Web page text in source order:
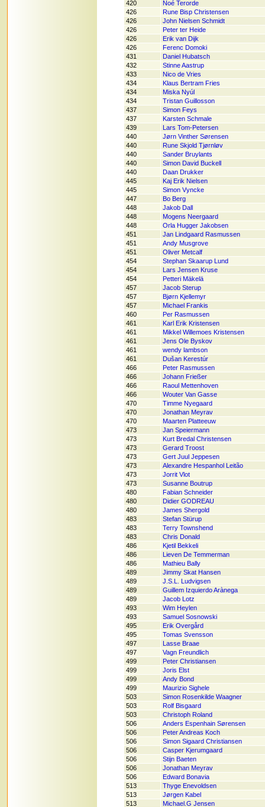
420
Noé Terorde
426
Rune Bisp Christensen
426
John Nielsen Schmidt
426
Peter ter Heide
426
Erik van Dijk
426
Ferenc Domoki
431
Daniel Hubatsch
432
Stinne Aastrup
433
Nico de Vries
434
Klaus Bertram Fries
434
Miska Nyúl
434
Tristan Guillosson
437
Simon Feys
437
Karsten Schmale
439
Lars Tom-Petersen
440
Jørn Vinther Sørensen
440
Rune Skjold Tjørnløv
440
Sander Bruylants
440
Simon David Buckell
440
Daan Drukker
445
Kaj Erik Nielsen
445
Simon Vyncke
447
Bo Berg
448
Jakob Dall
448
Mogens Neergaard
448
Orla Hugger Jakobsen
451
Jan Lindgaard Rasmussen
451
Andy Musgrove
451
Oliver Metcalf
454
Stephan Skaarup Lund
454
Lars Jensen Kruse
454
Petteri Mäkelä
457
Jacob Sterup
457
Bjørn Kjellemyr
457
Michael Frankis
460
Per Rasmussen
461
Karl Erik Kristensen
461
Mikkel Willemoes Kristensen
461
Jens Ole Byskov
461
wendy lambson
461
Dušan Kerestúr
466
Peter Rasmussen
466
Johann Frießer
466
Raoul Mettenhoven
466
Wouter Van Gasse
470
Timme Nyegaard
470
Jonathan Meyrav
470
Maarten Platteeuw
473
Jan Speiermann
473
Kurt Bredal Christensen
473
Gerard Troost
473
Gert Juul Jeppesen
473
Alexandre Hespanhol Leitão
473
Jorrit Vlot
473
Susanne Boutrup
480
Fabian Schneider
480
Didier GODREAU
480
James Shergold
483
Stefan Stürup
483
Terry Townshend
483
Chris Donald
486
Kjetil Bekkeli
486
Lieven De Temmerman
486
Mathieu Bally
489
Jimmy Skat Hansen
489
J.S.L. Ludvigsen
489
Guillem Izquierdo Arànega
489
Jacob Lotz
493
Wim Heylen
493
Samuel Sosnowski
495
Erik Overgård
495
Tomas Svensson
497
Lasse Braae
497
Vagn Freundlich
499
Peter Christiansen
499
Joris Elst
499
Andy Bond
499
Maurizio Sighele
503
Simon Rosenkilde Waagner
503
Rolf Bisgaard
503
Christoph Roland
506
Anders Espenhain Sørensen
506
Peter Andreas Koch
506
Simon Sigaard Christiansen
506
Casper Kjerumgaard
506
Stijn Baeten
506
Jonathan Meyrav
506
Edward Bonavia
513
Thyge Enevoldsen
513
Jørgen Kabel
513
Michael.G Jensen